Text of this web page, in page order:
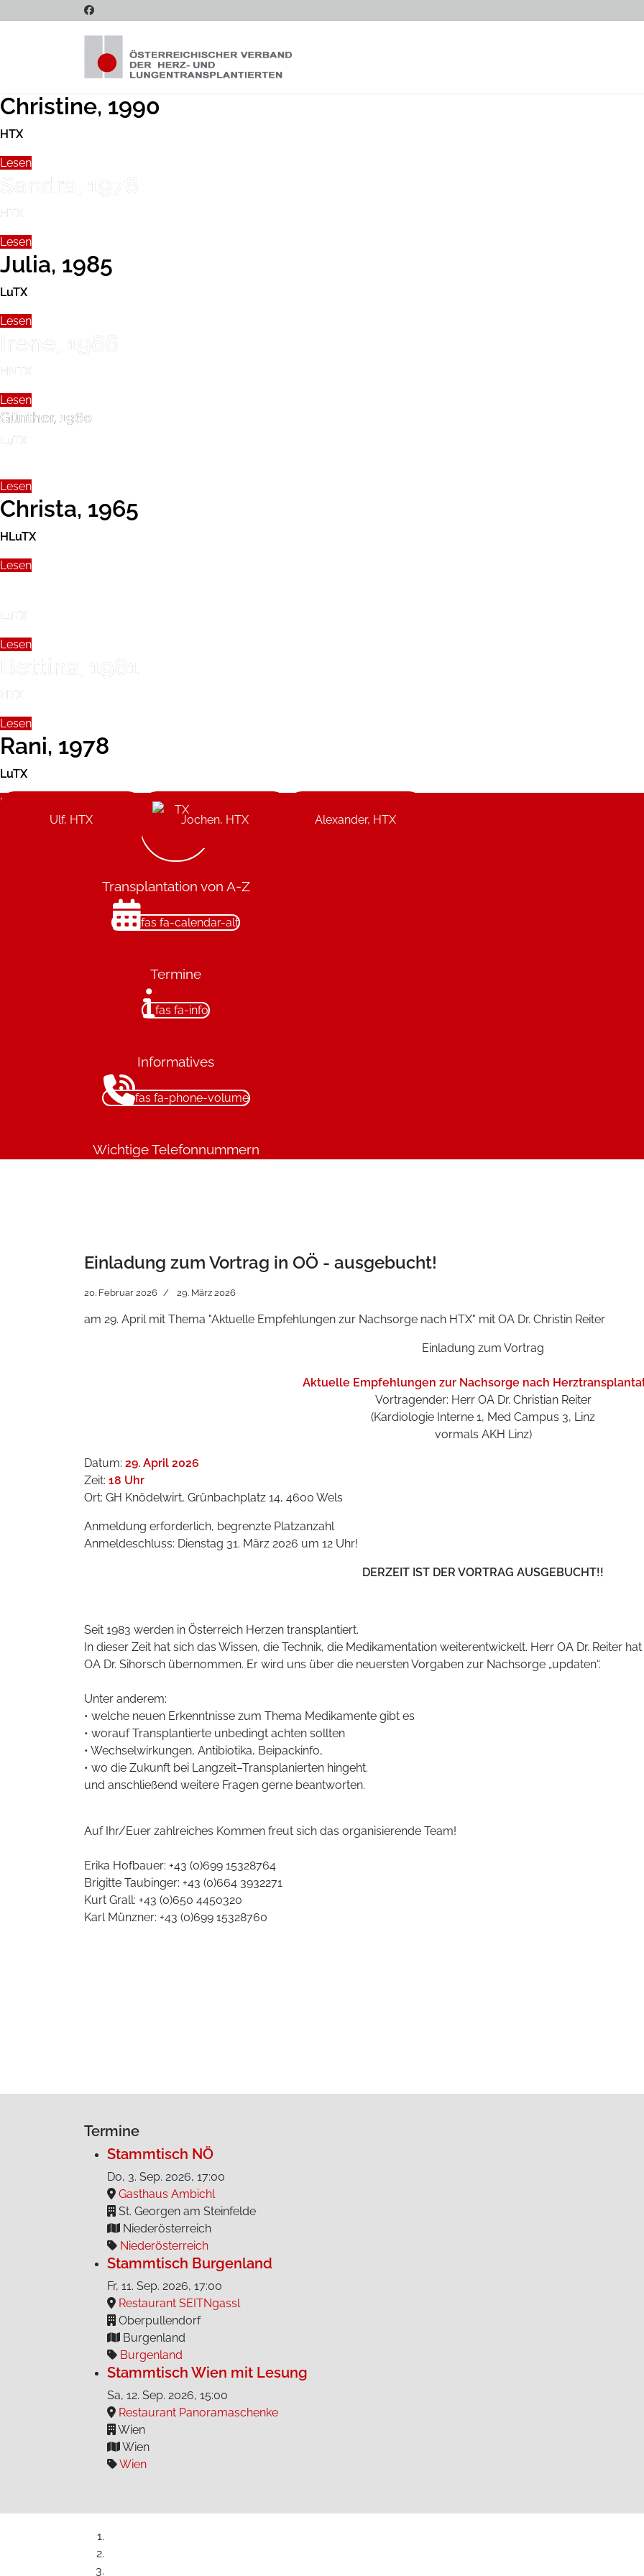
Christine, 1990
HTX
Lesen
Sandra, 1978
HTX
Lesen
Julia, 1985
LuTX
Lesen
Irene, 1986
HNTX
Lesen
Günther, 1960
LuTX
Lesen
Christa, 1965
HLuTX
Lesen
LuTX
Lesen
Bettina, 1981
HTX
Lesen
Rani, 1978
LuTX
Lesen
Ulf, HTX
Jochen, HTX Alexander, HTX
Transplantation von A-Z
fas fa-calendar-alt
Termine
fas fa-info
Informatives
fas fa-phone-volume
Wichtige Telefonnummern
Einladung zum Vortrag in OÖ - ausgebucht!
20. Februar 2026 29. März 2026
am 29. April mit Thema "Aktuelle Empfehlungen zur Nachsorge nach HTX" mit OA Dr. Christin Reiter
Einladung zum Vortrag
Aktuelle Empfehlungen zur Nachsorge nach
Vortragender: Herr OA Dr. Christian Reiter
(Kardiologie Interne 1, Med Campus 3, Linz
vormals AKH Linz)
Datum: 29. April 2026
Zeit: 18 Uhr
Ort: GH Knödelwirt, Grünbachplatz 14, 4600 Wels
Anmeldung erforderlich, begrenzte Platzanzahl
Anmeldeschluss: Dienstag 31. März 2026 um 12 Uhr!
DERZEIT IST DER VORTRAG AUSGEBUCHT!!
Seit 1983 werden in Österreich Herzen transplantiert.
In dieser Zeit hat sich das Wissen, die Technik, die Medikamentation weiterentwickelt. Herr OA Dr. Reiter
OA Dr. Sihorsch übernommen. Er wird uns über die neuersten Vorgaben zur Nachsorge „updaten“.
Unter anderem:
• welche neuen Erkenntnisse zum Thema Medikamente gibt es
• worauf Transplantierte unbedingt achten sollten
• Wechselwirkungen, Antibiotika, Beipackinfo,
• wo die Zukunft bei Langzeit–Transplanierten hingeht.
und anschließend weitere Fragen gerne beantworten.
Auf Ihr/Euer zahlreiches Kommen freut sich das organisierende Team!
Erika Hofbauer: +43 (0)699 15328764
Brigitte Taubinger: +43 (0)664 3932271
Kurt Grall: +43 (0)650 4450320
Karl Münzner: +43 (0)699 15328760
Termine
Stammtisch NÖ
Do, 3. Sep. 2026, 17:00
Gasthaus Ambichl
St. Georgen am Steinfelde
Niederösterreich
Niederösterreich
Stammtisch Burgenland
Fr, 11. Sep. 2026, 17:00
Restaurant SEITNgassl
Oberpullendorf
Burgenland
Burgenland
Stammtisch Wien mit Lesung
Sa, 12. Sep. 2026, 15:00
Restaurant Panoramaschenke
Wien
Wien
Wien